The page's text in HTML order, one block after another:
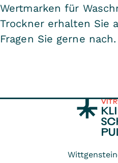
Wertmarken für
Trockner erhalten Sie
Fragen Sie gerne nach.